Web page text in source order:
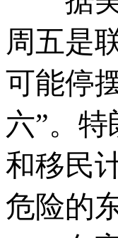
周五是
可能停
六”。
和移民
危险的